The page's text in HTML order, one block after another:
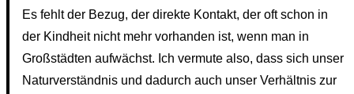
Es fehlt der Bezug, der direkte Kontakt, der oft schon in
der Kindheit nicht mehr vorhanden ist, wenn man in
Großstädten aufwächst. Ich vermute also, dass sich unser
Naturverständnis und dadurch auch unser Verhältnis zur